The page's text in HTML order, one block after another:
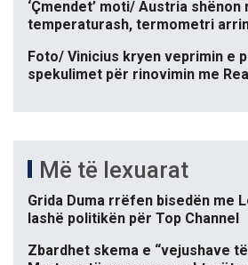
‘Çmendet’ moti/ Austria
temperaturash, termometri arrin
Foto/ Vinicius kryen veprimin e
spekulimet për rinovimin me
Më të lexuarat
Grida Duma rrëfen bisedën me
lashë politikën për Top Channel
Zbardhet skema e “vejushave